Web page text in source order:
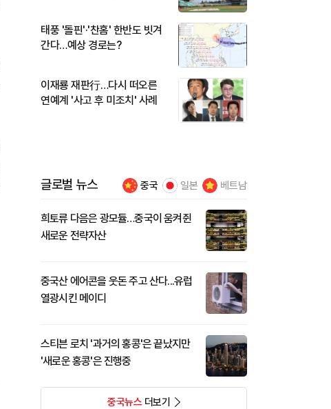
태풍 '돌핀'·'찬홈' 한반도 빗겨
간다…예상 경로는?
이재룡 재판行…다시 떠오른
연예계 '사고 후 미조치' 사례
글로벌 뉴스 중국 일본 베트남
희토류 다음은 광모듈…중국이 움켜쥔
새로운 전략자산
중국산 에어콘을 웃돈 주고 산다...유럽
열광시킨 메이디
스티븐 로치 '과거의 홍콩'은 끝났지만
'새로운 홍콩'은 진행중
중국뉴스더보기